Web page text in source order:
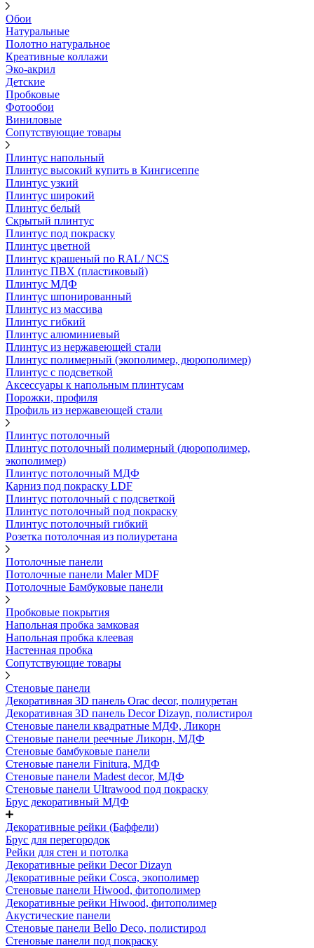
Обои
Натуральные
Полотно натуральное
Креативные коллажи
Эко-акрил
Детские
Пробковые
Фотообои
Виниловые
Сопутствующие товары
Плинтус напольный
Плинтус высокий купить в Кингисеппе
Плинтус узкий
Плинтус широкий
Плинтус белый
Скрытый плинтус
Плинтус под покраску
Плинтус цветной
Плинтус крашеный по RAL/ NCS
Плинтус ПВХ (пластиковый)
Плинтус МДФ
Плинтус шпонированный
Плинтус из массива
Плинтус гибкий
Плинтус алюминиевый
Плинтус из нержавеющей стали
Плинтус полимерный (экополимер, дюрополимер)
Плинтус с подсветкой
Аксессуары к напольным плинтусам
Порожки, профиля
Профиль из нержавеющей стали
Плинтус потолочный
Плинтус потолочный полимерный (дюрополимер,
экополимер)
Плинтус потолочный МДФ
Карниз под покраску LDF
Плинтус потолочный с подсветкой
Плинтус потолочный под покраску
Плинтус потолочный гибкий
Розетка потолочная из полиуретана
Потолочные панели
Потолочные панели Maler MDF
Потолочные Бамбуковые панели
Пробковые покрытия
Напольная пробка замковая
Напольная пробка клеевая
Настенная пробка
Сопутствующие товары
Стеновые панели
Декоративная 3D панель Orac decor, полиуретан
Декоративная 3D панель Decor Dizayn, полистирол
Стеновые панели квадратные МДФ, Ликорн
Стеновые панели реечные Ликорн, МДФ
Стеновые бамбуковые панели
Стеновые панели Finitura, МДФ
Стеновые панели Madest decor, МДФ
Стеновые панели Ultrawood под покраску
Брус декоративный МДФ
Декоративные рейки (Баффели)
Брус для перегородок
Рейки для стен и потолка
Декоративные рейки Decor Dizayn
Декоративные рейки Cosca, экополимер
Стеновые панели Hiwood, фитополимер
Декоративные рейки Hiwood, фитополимер
Акустические панели
Стеновые панели Bello Deco, полистирол
Стеновые панели под покраску